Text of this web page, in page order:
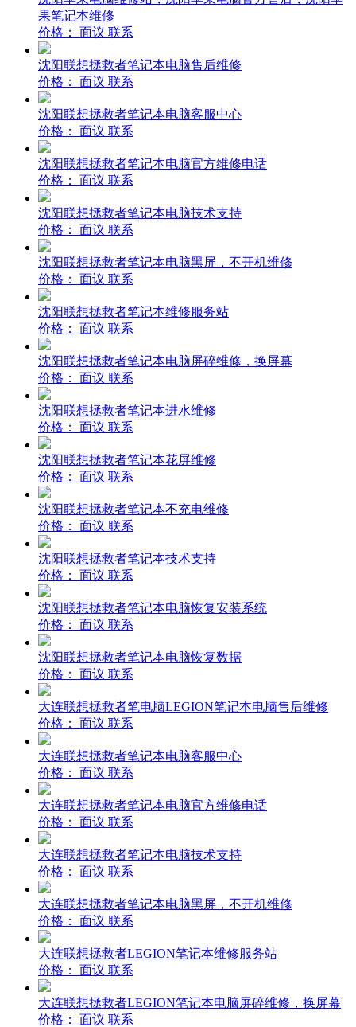
果笔记本维修
价格： 面议 联系
沈阳联想拯救者笔记本电脑售后维修
价格： 面议 联系
沈阳联想拯救者笔记本电脑客服中心
价格： 面议 联系
沈阳联想拯救者笔记本电脑官方维修电话
价格： 面议 联系
沈阳联想拯救者笔记本电脑技术支持
价格： 面议 联系
沈阳联想拯救者笔记本电脑黑屏，不开机维修
价格： 面议 联系
沈阳联想拯救者笔记本维修服务站
价格： 面议 联系
沈阳联想拯救者笔记本电脑屏碎维修，换屏幕
价格： 面议 联系
沈阳联想拯救者笔记本进水维修
价格： 面议 联系
沈阳联想拯救者笔记本花屏维修
价格： 面议 联系
沈阳联想拯救者笔记本不充电维修
价格： 面议 联系
沈阳联想拯救者笔记本技术支持
价格： 面议 联系
沈阳联想拯救者笔记本电脑恢复安装系统
价格： 面议 联系
沈阳联想拯救者笔记本电脑恢复数据
价格： 面议 联系
大连联想拯救者笔电脑LEGION笔记本电脑售后维修
价格： 面议 联系
大连联想拯救者笔记本电脑客服中心
价格： 面议 联系
大连联想拯救者笔记本电脑官方维修电话
价格： 面议 联系
大连联想拯救者笔记本电脑技术支持
价格： 面议 联系
大连联想拯救者笔记本电脑黑屏，不开机维修
价格： 面议 联系
大连联想拯救者LEGION笔记本维修服务站
价格： 面议 联系
大连联想拯救者LEGION笔记本电脑屏碎维修，换屏幕
价格： 面议 联系